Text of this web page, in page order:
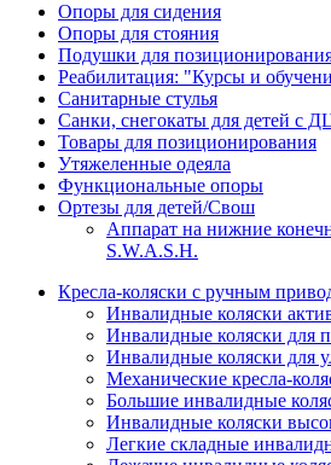
Опоры для сидения
Опоры для стояния
Подушки для
Реабилитация: "Курсы и
Санитарные стулья
Санки, снегокаты для детей с
Товары для позиционирования
Утяжеленные одеяла
Функциональные опоры
Ортезы для детей/Свош
Аппарат на нижние
S.W.A.S.H.
Кресла-коляски с ручным
Инвалидные коляски
Инвалидные коляски для
Инвалидные коляски для
Механические кресла-
Большие инвалидные
Инвалидные коляски
Легкие складные